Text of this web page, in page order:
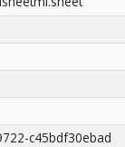
c45bdf30ebad